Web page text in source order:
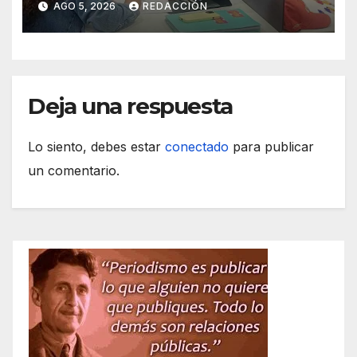
AGO 5, 2026 REDACCIÓN
Deja una respuesta
Lo siento, debes estar conectado para publicar
un comentario.